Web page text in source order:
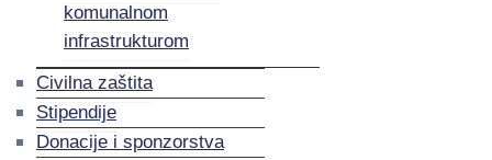
komunalnom
infrastrukturom
Civilna zaštita
Stipendije
Donacije i sponzorstva